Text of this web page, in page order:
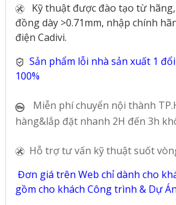
Kỹ thuật được đào tạo từ
đồng dày >0.71mm, nhập chính
điện Cadivi.
Sản phẩm lỗi nhà sản xuất 1
100%
Miễn phí chuyển nội thành
hàng&lắp đặt nhanh 2H đến 3h
Hỗ trợ tư vấn kỹ thuật suốt
Đơn giá trên Web chỉ dành cho
gồm cho khách Công trình & Dự Án